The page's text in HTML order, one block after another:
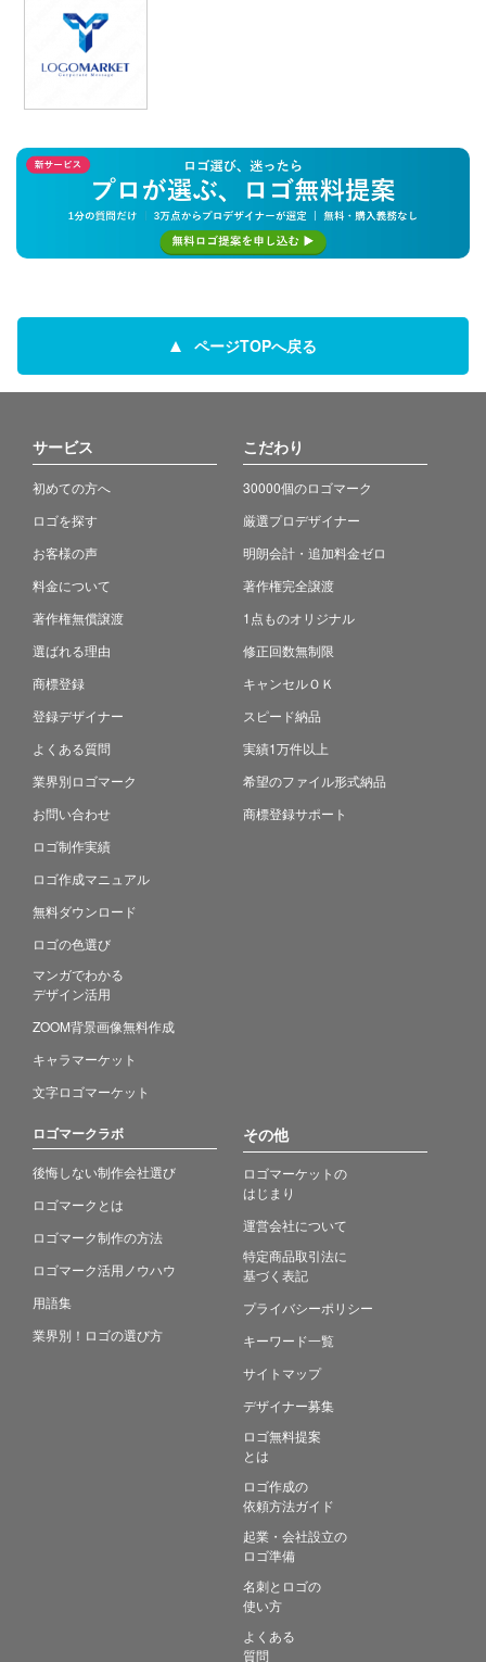
ページTOPへ戻る
サービス
初めての方へ
ロゴを探す
お客様の声
料金について
著作権無償譲渡
選ばれる理由
商標登録
登録デザイナー
よくある質問
業界別ロゴマーク
お問い合わせ
ロゴ制作実績
ロゴ作成マニュアル
無料ダウンロード
ロゴの色選び
マンガでわかる
デザイン活用
ZOOM背景画像無料作成
キャラマーケット
文字ロゴマーケット
こだわり
30000個のロゴマーク
厳選プロデザイナー
明朗会計・追加料金ゼロ
著作権完全譲渡
1点ものオリジナル
修正回数無制限
キャンセルＯＫ
スピード納品
実績1万件以上
希望のファイル形式納品
商標登録サポート
ロゴマークラボ
後悔しない制作会社選び
ロゴマークとは
ロゴマーク制作の方法
ロゴマーク活用ノウハウ
用語集
業界別！ロゴの選び方
その他
ロゴマーケットの
はじまり
運営会社について
特定商品取引法に
基づく表記
プライバシーポリシー
キーワード一覧
サイトマップ
デザイナー募集
ロゴ無料提案
とは
ロゴ作成の
依頼方法ガイド
起業・会社設立の
ロゴ準備
名刺とロゴの
使い方
よくある
質問